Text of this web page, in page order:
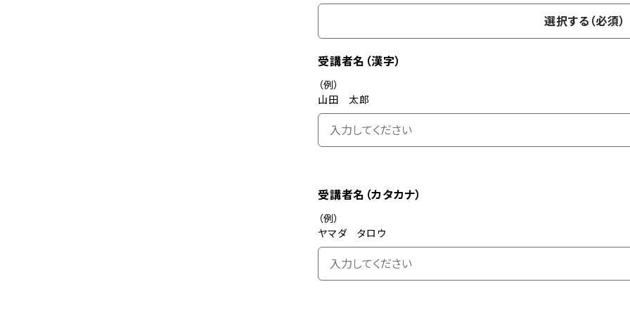
選択する（必須）
受講者名（漢字）
（例）
山田 太郎
受講者名（カタカナ）
（例）
ヤマダ タロウ